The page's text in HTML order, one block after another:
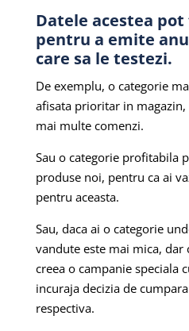
Datele acestea
pentru a emite
care sa le testezi.
De exemplu, o categorie
afisata prioritar in magazin,
mai multe comenzi.
Sau o categorie profitabila
produse noi, pentru ca ai
pentru aceasta.
Sau, daca ai o categorie
vandute este mai mica,
creea o campanie speciala
incuraja decizia de
respectiva.